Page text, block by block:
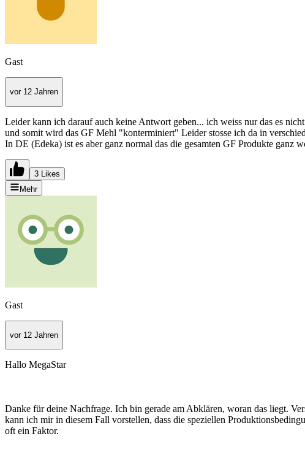
Gast
vor 12 Jahren
Leider kann ich darauf auch keine Antwort geben... ich weiss nur das es
und somit wird das GF Mehl "konterminiert" Leider stosse ich da in
In DE (Edeka) ist es aber ganz normal das die gesamten GF Produkte ganz
3 Likes
Mehr
Gast
vor 12 Jahren
Hallo MegaStar
Danke für deine Nachfrage. Ich bin gerade am Abklären, woran das liegt.
kann ich mir in diesem Fall vorstellen, dass die speziellen
oft ein Faktor.